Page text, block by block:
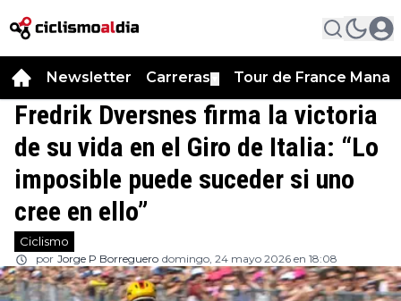
Newsletter Carreras Tour de France
Fredrik Dversnes firma la victoria
de su vida en el Giro de Italia: “Lo
imposible puede suceder si uno
cree en ello”
Ciclismo
por Jorge P Borreguero domingo, 24 mayo 2026 en 18:08